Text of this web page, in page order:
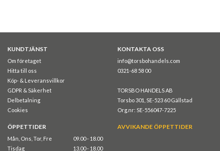
KUNDTJÄNST
Om företaget
Hitta till oss
Köp- & Leveransvillkor
GDPR & Säkerhet
Delbetalning
Cookies
KONTAKTA OSS
info@torsbohandels.com
0321-68 58 00
TORSBO HANDELS AB
Torsbo 301, SE-523 60 Gällstad
Org.nr: SE-556047-7225
ÖPPETTIDER
Mån, Ons, Tor, Fre
09.00 - 18.00
Tisdag
13.00 - 18.00
AVVIKANDE ÖPPETTIDER